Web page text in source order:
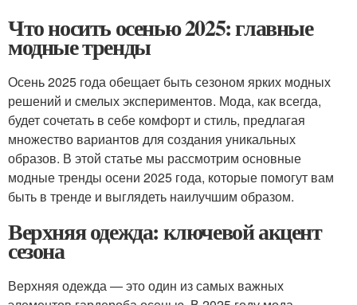
Что носить осенью 2025: главные
модные тренды
Осень 2025 года обещает быть сезоном ярких модных
решений и смелых экспериментов. Мода, как всегда,
будет сочетать в себе комфорт и стиль, предлагая
множество вариантов для создания уникальных
образов. В этой статье мы рассмотрим основные
модные тренды осени 2025 года, которые помогут вам
быть в тренде и выглядеть наилучшим образом.
Верхняя одежда: ключевой акцент
сезона
Верхняя одежда — это один из самых важных